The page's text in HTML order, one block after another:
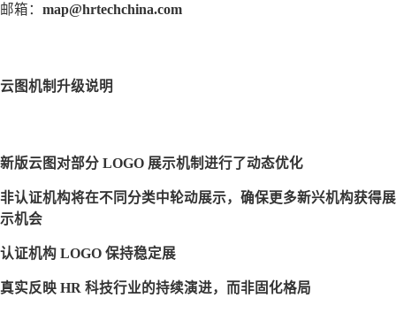
邮箱： map@hrtechchina.com
云图机制升级说明
新版云图对部分 LOGO 展示机制进行了动态优化
非认证机构将在不同分类中轮动展示，确保更多新兴机构获得展
示机会
认证机构 LOGO 保持稳定展
真实反映 HR 科技行业的持续演进，而非固化格局